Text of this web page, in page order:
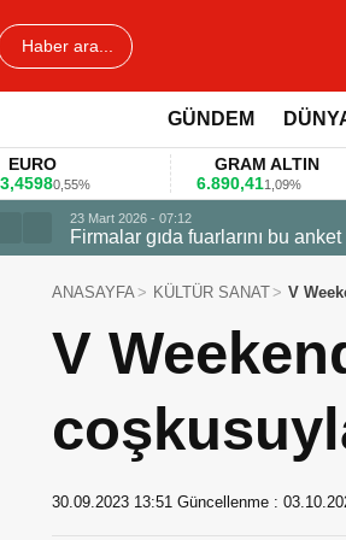
Haber ara...
GÜNDEM
0,55%
GRAM ALTIN
6.890,411,09%
23 Mart 2026 - 07:12
Firmalar gıda fuarlarını bu
ANASAYFA KÜLTÜR SANAT V
V
30.09.2023 13:51 Güncellenme :